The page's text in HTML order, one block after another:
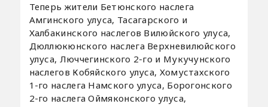
Теперь жители Бетюнского наслега
Амгинского улуса, Тасагарского и
Халбакинского наслегов Вилюйского улуса,
Дюллюкюнского наслега Верхневилюйского
улуса, Люччегинского 2-го и Мукучунского
наслегов Кобяйского улуса, Хомустахского
1-го наслега Намского улуса, Борогонского
2-го наслега Оймяконского улуса,